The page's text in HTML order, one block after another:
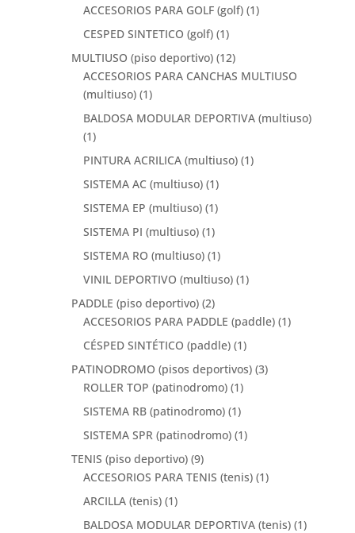
ACCESORIOS PARA GOLF (golf) (1)
CESPED SINTETICO (golf) (1)
MULTIUSO (piso deportivo) (12)
ACCESORIOS PARA CANCHAS MULTIUSO
(multiuso) (1)
BALDOSA MODULAR DEPORTIVA (multiuso)
(1)
PINTURA ACRILICA (multiuso) (1)
SISTEMA AC (multiuso) (1)
SISTEMA EP (multiuso) (1)
SISTEMA PI (multiuso) (1)
SISTEMA RO (multiuso) (1)
VINIL DEPORTIVO (multiuso) (1)
PADDLE (piso deportivo) (2)
ACCESORIOS PARA PADDLE (paddle) (1)
CÉSPED SINTÉTICO (paddle) (1)
PATINODROMO (pisos deportivos) (3)
ROLLER TOP (patinodromo) (1)
SISTEMA RB (patinodromo) (1)
SISTEMA SPR (patinodromo) (1)
TENIS (piso deportivo) (9)
ACCESORIOS PARA TENIS (tenis) (1)
ARCILLA (tenis) (1)
BALDOSA MODULAR DEPORTIVA (tenis) (1)